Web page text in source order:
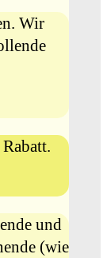
Wir
und
(wie